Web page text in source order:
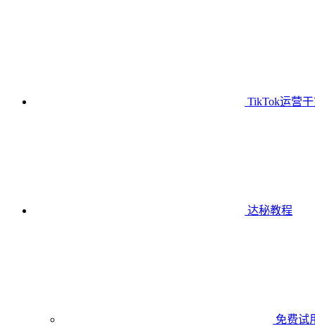
TikTok运营
达秘教程
免费试